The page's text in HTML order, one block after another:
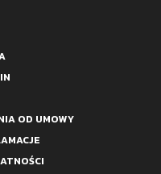
OD UMOWY